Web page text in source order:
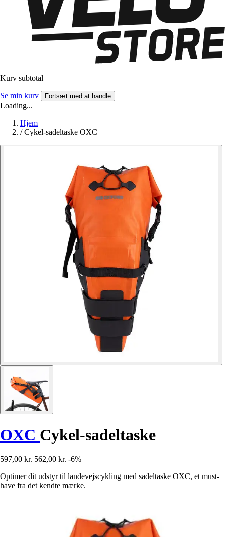
Kurv subtotal
Se min kurv Fortsæt med at handle
Loading...
Hjem
/ Cykel-sadeltaske OXC
OXC Cykel-sadeltaske
597,00 kr. 562,00 kr. -6%
Optimer dit udstyr til landevejscykling med sadeltaske OXC, et must-
have fra det kendte mærke.